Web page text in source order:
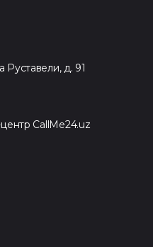
д. 91
CallMe24.uz